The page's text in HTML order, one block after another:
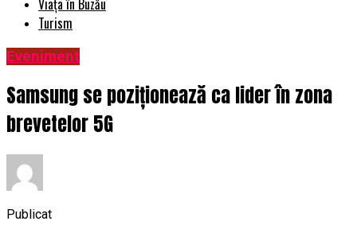
Viața în Buzău
Turism
Eveniment
Samsung se poziționează ca lider în zona
brevetelor 5G
Publicat